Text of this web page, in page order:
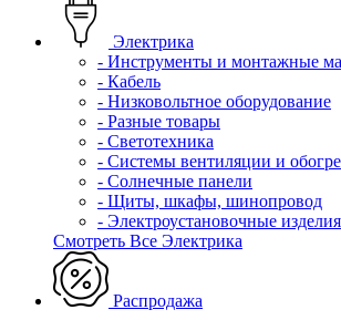
Электрика
- Инструменты и монтажные
- Кабель
- Низковольтное оборудование
- Разные товары
- Светотехника
- Системы вентиляции и
- Солнечные панели
- Щиты, шкафы, шинопровод
- Электроустановочные изделия
Смотреть Все Электрика
Распродажа